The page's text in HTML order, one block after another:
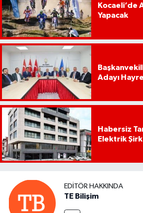
Kocaeli’de
Yapacak
Adayı
Habersiz
Elektrik
EDITÖR HAKKINDA
TE Bilişim